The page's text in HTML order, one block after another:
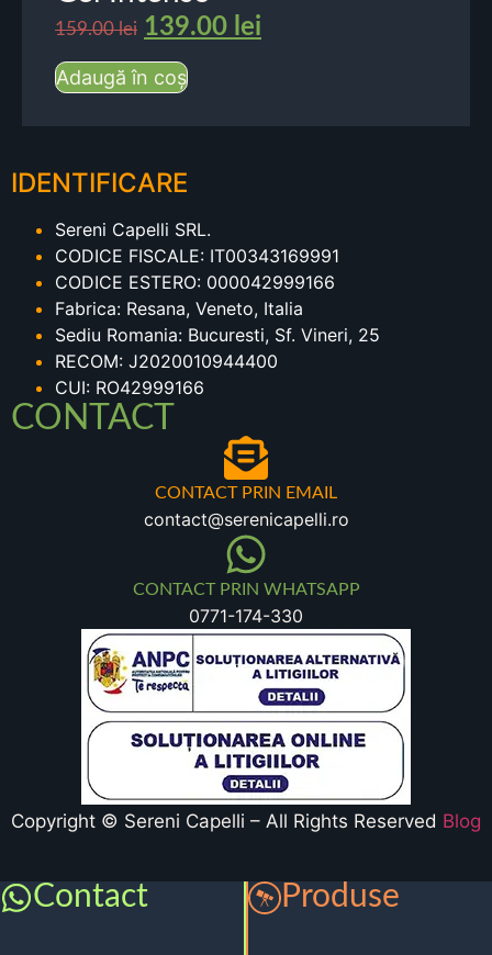
159.00lei 139.00 lei
Adaugă în coș
IDENTIFICARE
Sereni Capelli SRL.
CODICE FISCALE: IT00343169991
CODICE ESTERO: 000042999166
Fabrica: Resana, Veneto, Italia
Sediu Romania: Bucuresti, Sf. Vineri, 25
RECOM: J2020010944400
CUI: RO42999166
CONTACT
CONTACT PRIN EMAIL
contact@serenicapelli.ro
CONTACT PRIN WHATSAPP
0771-174-330
Copyright © Sereni Capelli – All Rights Reserved Blog
Contact Produse